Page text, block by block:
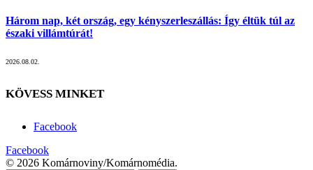
Három nap, két ország, egy kényszerleszállás: Így éltük túl az
északi villámtúrát!
2026.08.02.
KÖVESS MINKET
Facebook
Facebook
© 2026 Komárnoviny/Komárnomédia.